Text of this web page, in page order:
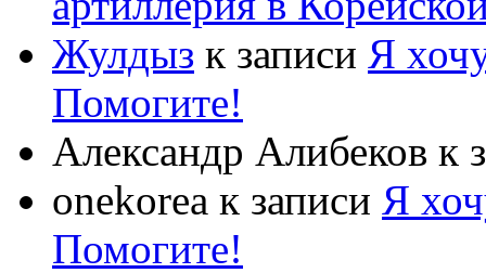
Жулдыз к записи Я
Помогите!
Александр Алибеков к
onekorea к записи Я
Помогите!